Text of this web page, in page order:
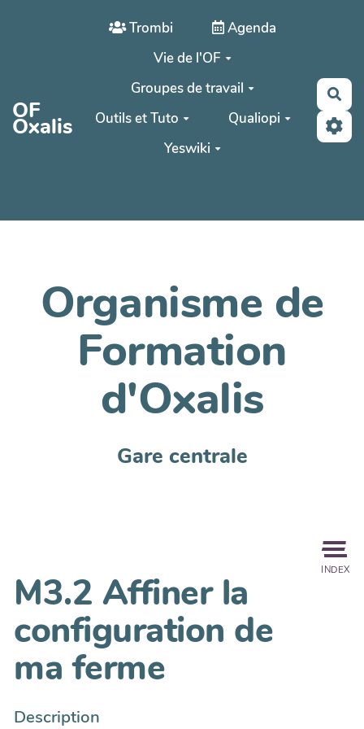
Aller au contenu principal
OF
Oxalis
Trombi
Agenda
Vie de l'OF
Groupes de travail
Outils et Tuto
Qualiopi
Yeswiki
Organisme de
Formation
d'Oxalis
Gare centrale
INDEX
M3.2 Affiner la
configuration de
ma ferme
Description